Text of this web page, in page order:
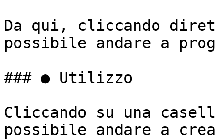
Da qui, cliccando
possibile andare a
### ● Utilizzo
Cliccando su una
possibile andare a